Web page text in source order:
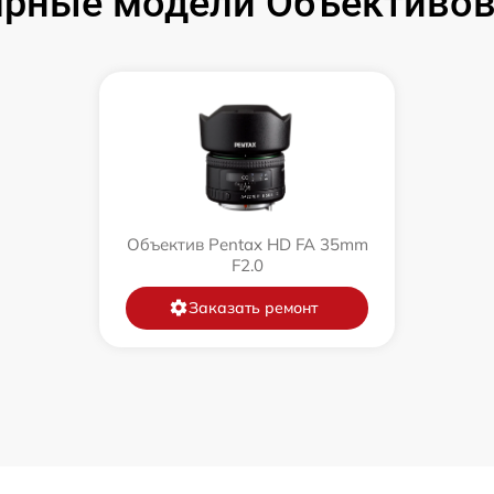
Объектив Pentax HD FA 35mm
F2.0
Заказать ремонт